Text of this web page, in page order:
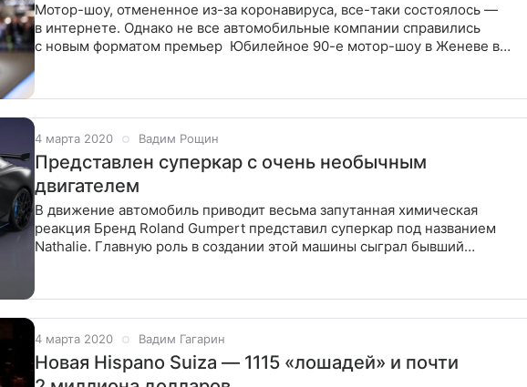
Мотор-шоу, отмененное из-за коронавируса, все-таки состоялось —
в интернете. Однако не все автомобильные компании справились
с новым форматом премьер Юбилейное 90-е мотор-шоу в Женеве в
4 марта 2020 Вадим Рощин
Представлен суперкар с очень необычным
двигателем
В движение автомобиль приводит весьма запутанная химическая
реакция Бренд Roland Gumpert представил суперкар под названием
Nathalie. Главную роль в создании этой машины сыграл бывший
4 марта 2020 Вадим Гагарин
Новая Hispano Suiza — 1115 «лошадей» и почти